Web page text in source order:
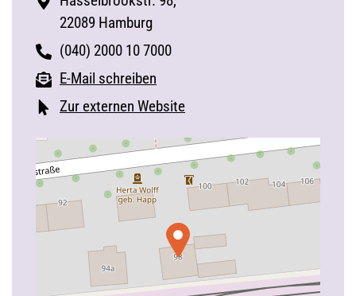
22089 Hamburg
(040) 2000 10 7000
E-Mail schreiben
Zur externen Website